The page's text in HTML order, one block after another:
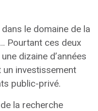
le domaine de la
Pourtant ces deux
dizaine d’années
un investissement
public-privé.
la recherche